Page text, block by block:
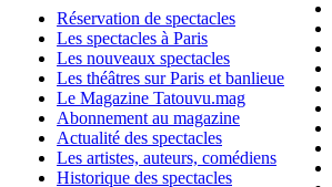
Réservation de spectacles
Les spectacles à Paris
Les nouveaux spectacles
Les théâtres sur Paris et banlieue
Le Magazine Tatouvu.mag
Abonnement au magazine
Actualité des spectacles
Les artistes, auteurs, comédiens
Historique des spectacles